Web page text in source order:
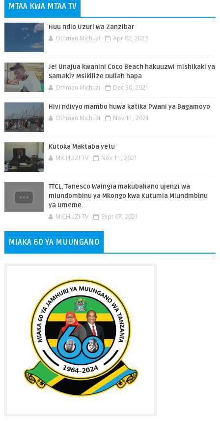
MTAA KWA MTAA TV
Huu ndio Uzuri wa Zanzibar
Othman Michuzi Apr 02, 2023
Je! Unajua kwanini Coco Beach hakuuzwi mishikaki ya
Samaki? Msikilize Dullah hapa
Othman Michuzi Dec 30, 2021
Hivi ndivyo mambo huwa katika Pwani ya Bagamoyo
Othman Michuzi Nov 11, 2021
Kutoka Maktaba yetu
MICHUZI TV Nov 11, 2021
TTCL, Tanesco Waingia makubaliano ujenzi wa
miundombinu ya Mkongo kwa Kutumia Miundmbinu
ya Umeme.
MICHUZI TV Sept 07, 2021
MIAKA 60 YA MUUNGANO